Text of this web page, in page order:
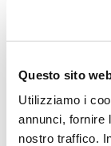
Questo sito
Utilizziamo i
annunci, fornire
nostro traffico.